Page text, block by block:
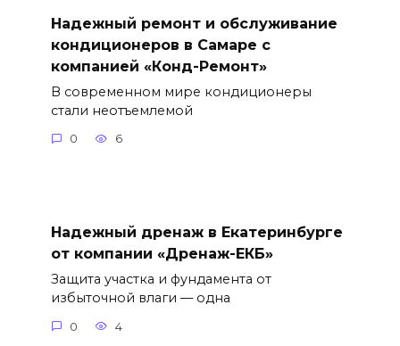
Надежный ремонт и обслуживание
кондиционеров в Самаре с
компанией «Конд-Ремонт»
В современном мире кондиционеры
стали неотъемлемой
0 6
Надежный дренаж в Екатеринбурге
от компании «Дренаж-ЕКБ»
Защита участка и фундамента от
избыточной влаги — одна
0 4